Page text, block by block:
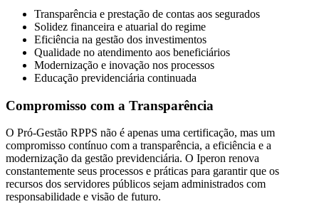
Transparência e prestação de contas aos segurados
Solidez financeira e atuarial do regime
Eficiência na gestão dos investimentos
Qualidade no atendimento aos beneficiários
Modernização e inovação nos processos
Educação previdenciária continuada
Compromisso com a Transparência
O Pró-Gestão RPPS não é apenas uma certificação, mas um
compromisso contínuo com a transparência, a eficiência e a
modernização da gestão previdenciária. O Iperon renova
constantemente seus processos e práticas para garantir que os
recursos dos servidores públicos sejam administrados com
responsabilidade e visão de futuro.